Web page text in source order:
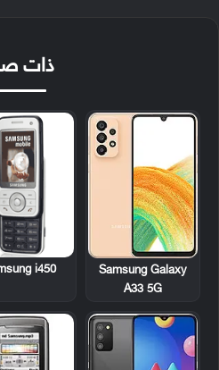
ذات
Samsung Galaxy
A33 5G
i450